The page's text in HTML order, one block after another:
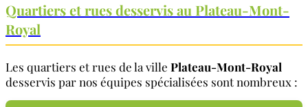
Quartiers et rues desservis au Plateau-Mont-
Royal
Les quartiers et rues de la ville Plateau-Mont-Royal
desservis par nos équipes spécialisées sont nombreux :